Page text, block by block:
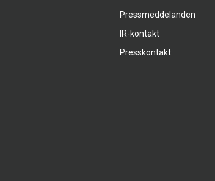
Pressmeddelanden
IR-kontakt
Presskontakt